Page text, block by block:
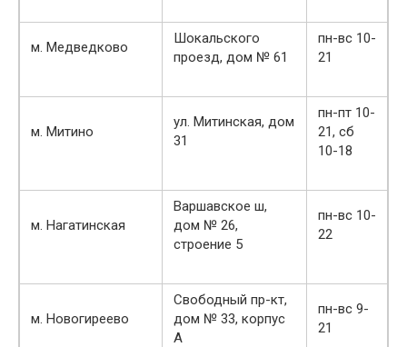
м. Медведково
Шокальского
проезд, дом № 61
пн-вс 10-
21
м. Митино
ул. Митинская, дом
31
пн-пт 10-
21, сб
10-18
м. Нагатинская
Варшавское ш,
дом № 26,
строение 5
пн-вс 10-
22
м. Новогиреево
Свободный пр-кт,
дом № 33, корпус
А
пн-вс 9-
21